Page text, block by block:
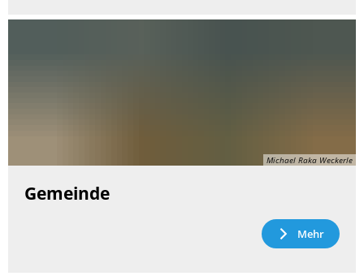
Michael Raka Weckerle
Gemeinde
Mehr